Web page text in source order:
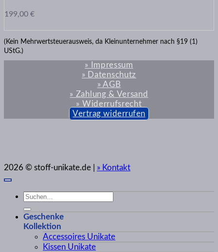
199,00 €
(Kein Mehrwertsteuerausweis, da Kleinunternehmer nach §19 (1)
UStG.)
» Impressum
» Datenschutz
» AGB
» Zahlung & Versand
» Widerrufsrecht
Vertrag widerrufen
2026 © stoff-unikate.de | » Kontakt
Suchen
Geschenke
Kollektion
Accessoires Unikate
Kissen Unikate